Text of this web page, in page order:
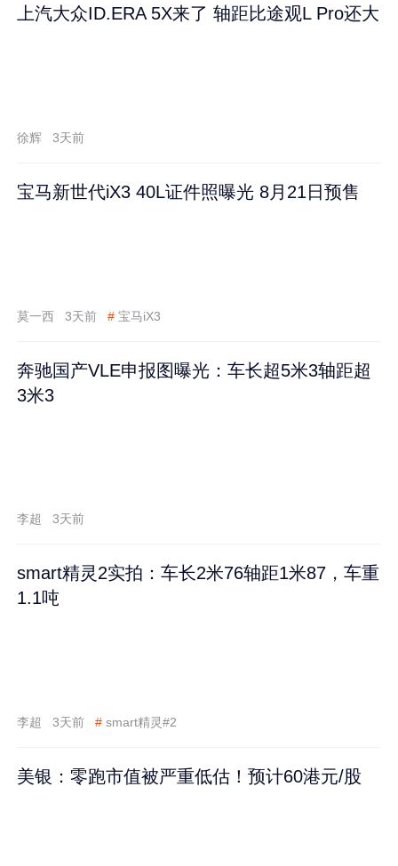
上汽大众ID.ERA 5X来了 轴距比途观L Pro还大
徐辉 3天前
宝马新世代iX3 40L证件照曝光 8月21日预售
莫一西 3天前 # 宝马iX3
奔驰国产VLE申报图曝光：车长超5米3轴距超
3米3
李超 3天前
smart精灵2实拍：车长2米76轴距1米87，车重
1.1吨
李超 3天前 # smart精灵#2
美银：零跑市值被严重低估！预计60港元/股